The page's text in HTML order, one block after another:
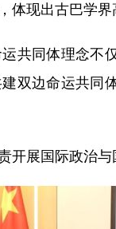
现出古巴学界
同体理念不
双边命运共同
展国际政治与